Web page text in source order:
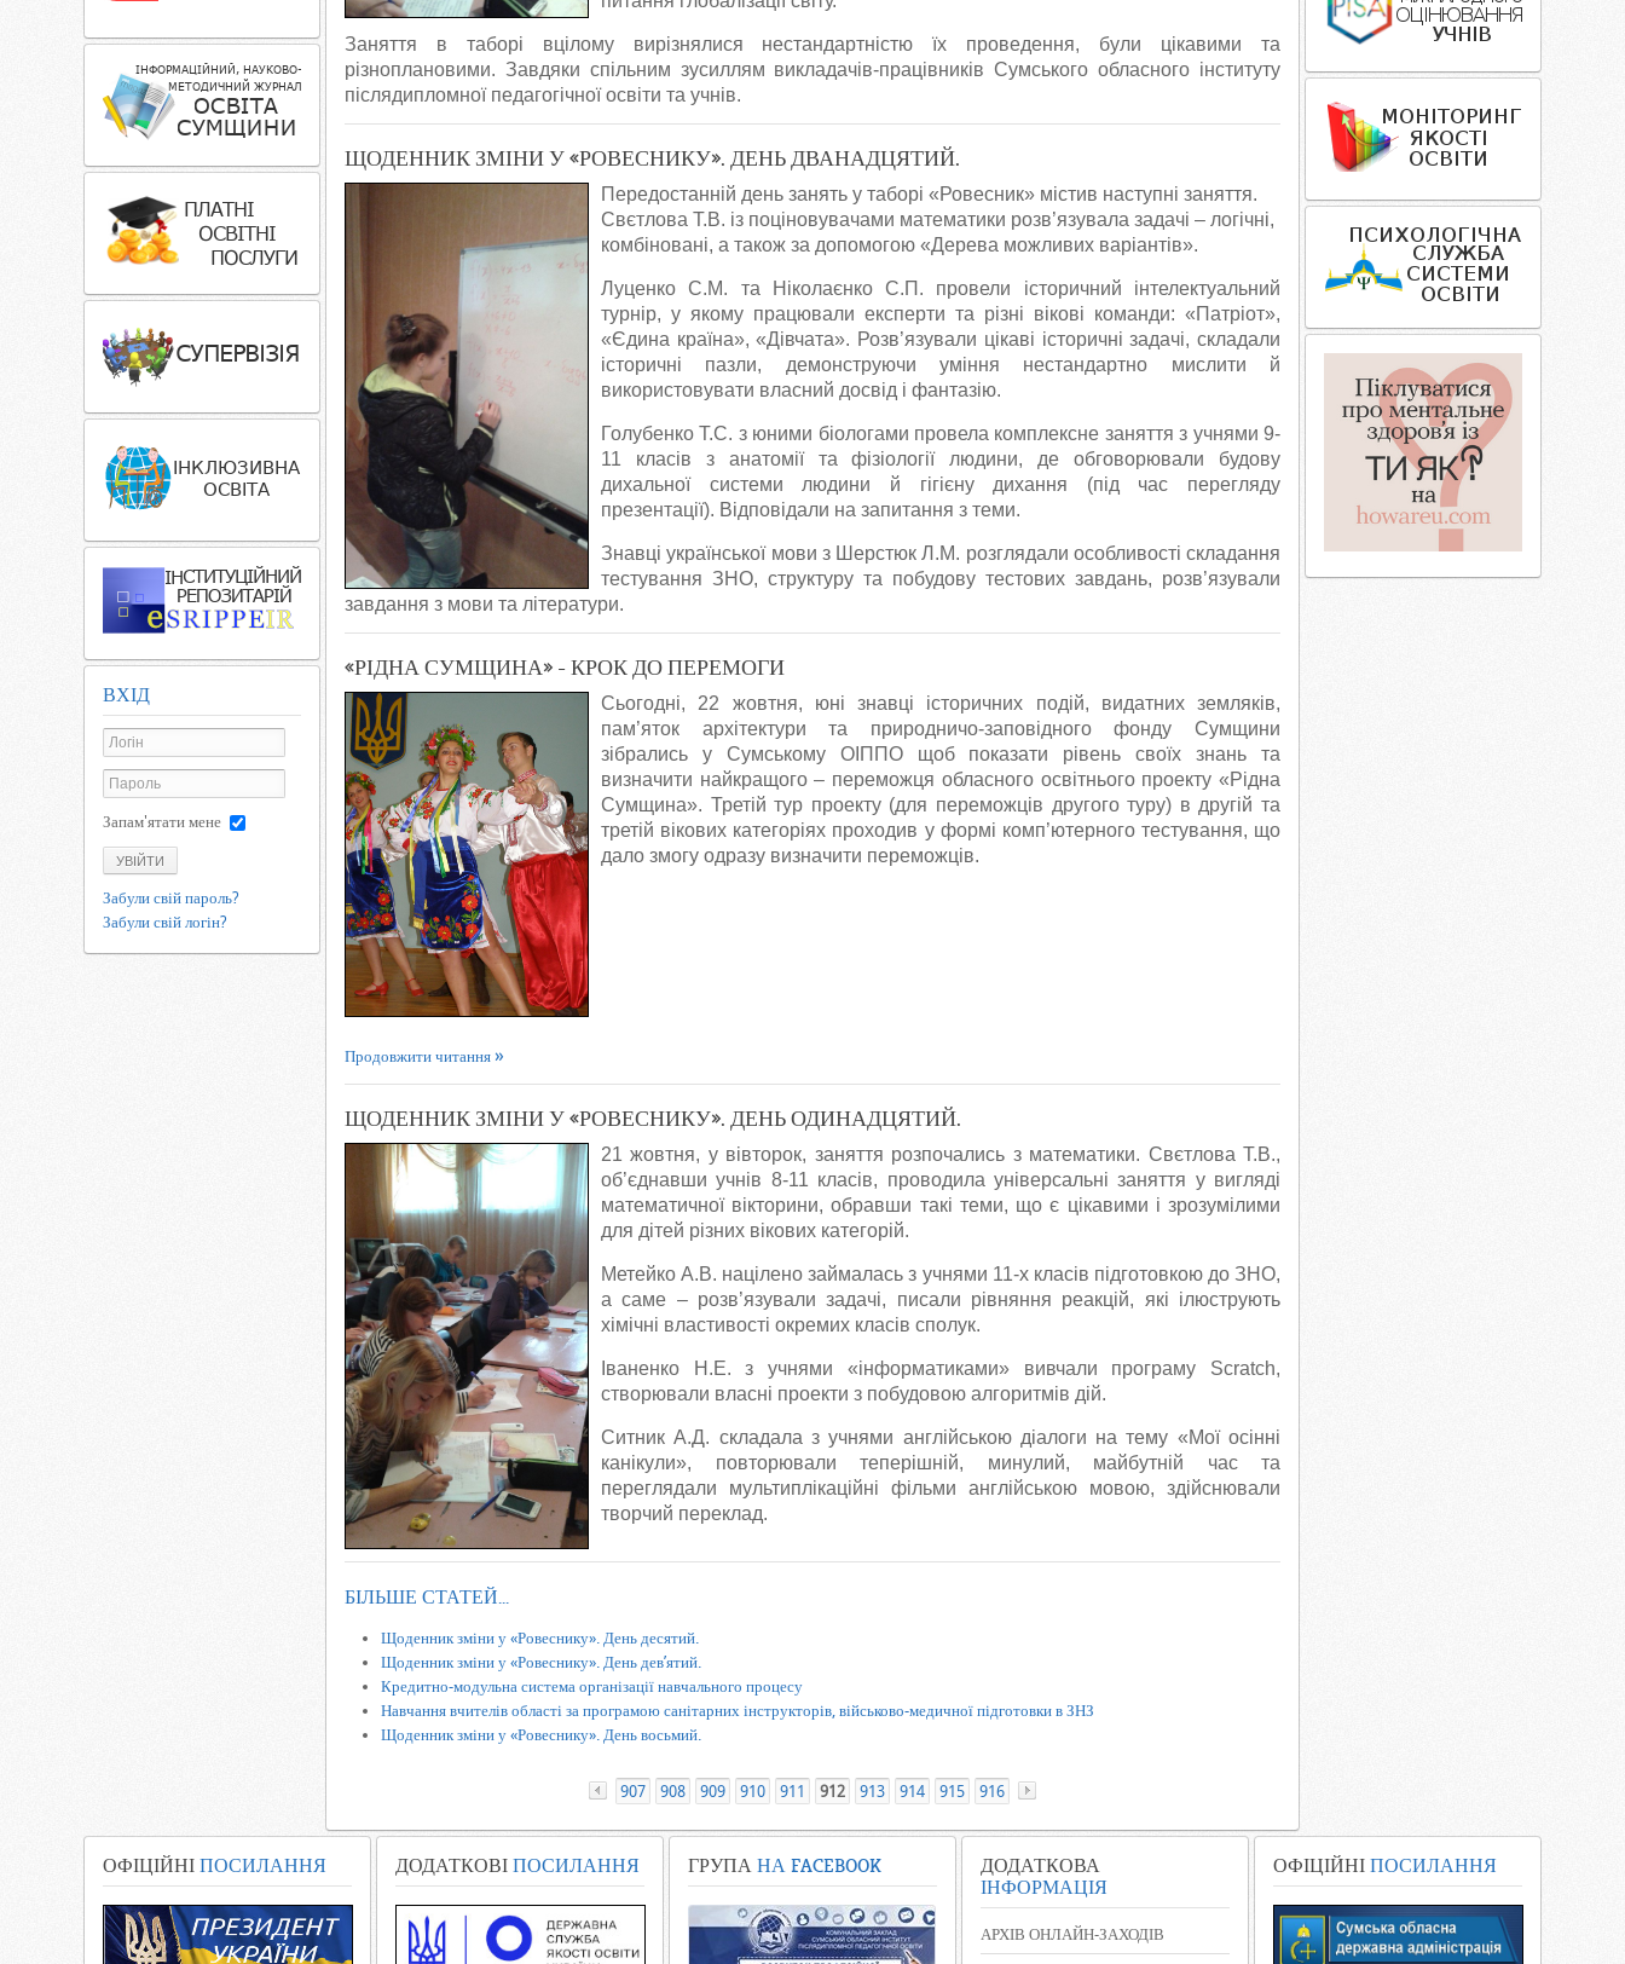
Заняття в таборі вцілому вирізнялися нестандартністю їх проведення, були цікавими та
різноплановими. Завдяки спільним зусиллям викладачів-працівників Сумського обласного інституту
післядипломної педагогічної освіти та учнів.
ЩОДЕННИК ЗМІНИ У «РОВЕСНИКУ». ДЕНЬ ДВАНАДЦЯТИЙ.
Передостанній день занять у таборі «Ровесник» містив наступні заняття.
Свєтлова Т.В. із поціновувачами математики розв’язувала задачі – логічні,
комбіновані, а також за допомогою «Дерева можливих варіантів».
Луценко С.М. та Ніколаєнко С.П. провели історичний інтелектуальний
турнір, у якому працювали експерти та різні вікові команди: «Патріот»,
«Єдина країна», «Дівчата». Розв’язували цікаві історичні задачі, складали
історичні пазли, демонструючи уміння нестандартно мислити й
використовувати власний досвід і фантазію.
Голубенко Т.С. з юними біологами провела комплексне заняття з учнями 9-
11 класів з анатомії та фізіології людини, де обговорювали будову
дихальної системи людини й гігієну дихання (під час перегляду
презентації). Відповідали на запитання з теми.
Знавці української мови з Шерстюк Л.М. розглядали особливості складання
тестування ЗНО, структуру та побудову тестових завдань, розв’язували
завдання з мови та літератури.
«РІДНА СУМЩИНА» - КРОК ДО ПЕРЕМОГИ
Сьогодні, 22 жовтня, юні знавці історичних подій, видатних земляків,
пам’яток архітектури та природничо-заповідного фонду Сумщини
зібрались у Сумському ОІППО щоб показати рівень своїх знань та
визначити найкращого – переможця обласного освітнього проекту «Рідна
Сумщина». Третій тур проекту (для переможців другого туру) в другій та
третій вікових категоріях проходив у формі комп’ютерного тестування, що
дало змогу одразу визначити переможців.
Продовжити читання
ЩОДЕННИК ЗМІНИ У «РОВЕСНИКУ». ДЕНЬ ОДИНАДЦЯТИЙ.
21 жовтня, у вівторок, заняття розпочались з математики. Свєтлова Т.В.,
об’єднавши учнів 8-11 класів, проводила універсальні заняття у вигляді
математичної вікторини, обравши такі теми, що є цікавими і зрозумілими
для дітей різних вікових категорій.
Метейко А.В. націлено займалась з учнями 11-х класів підготовкою до ЗНО,
а саме – розв’язували задачі, писали рівняння реакцій, які ілюструють
хімічні властивості окремих класів сполук.
Іваненко Н.Е. з учнями «інформатиками» вивчали програму Scratch,
створювали власні проекти з побудовою алгоритмів дій.
Ситник А.Д. складала з учнями англійською діалоги на тему «Мої осінні
канікули», повторювали теперішній, минулий, майбутній час та
переглядали мультиплікаційні фільми англійською мовою, здійснювали
творчий переклад.
БІЛЬШЕ СТАТЕЙ...
Щоденник зміни у «Ровеснику». День десятий.
Щоденник зміни у «Ровеснику». День дев’ятий.
Кредитно-модульна система організації навчального процесу
Навчання вчителів області за програмою санітарних інструкторів, військово-медичної підготовки в ЗНЗ
Щоденник зміни у «Ровеснику». День восьмий.
907 908 909 910 911 912 913 914 915 916
ВХІД
Запам'ятати мене
УВІЙТИ
Забули свій пароль?
Забули свій логін?
ОФІЦІЙНІ ПОСИЛАННЯ ДОДАТКОВІ ПОСИЛАННЯ ГРУПА НА FACEBOOK
ДОДАТКОВА
ІНФОРМАЦІЯ
АРХІВ ОНЛАЙН-ЗАХОДІВ
ОФІЦІЙНІ ПОСИЛАННЯ